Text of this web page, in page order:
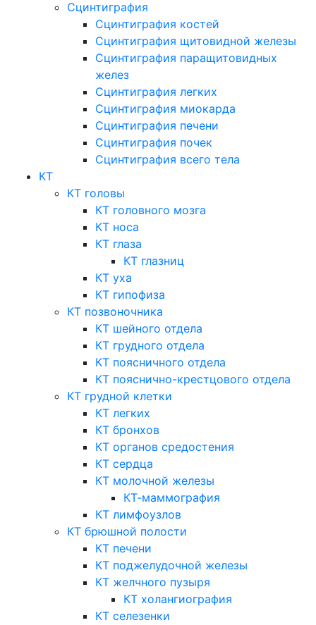
Сцинтиграфия
Сцинтиграфия костей
Сцинтиграфия щитовидной железы
Сцинтиграфия паращитовидных
желез
Сцинтиграфия легких
Сцинтиграфия миокарда
Сцинтиграфия печени
Сцинтиграфия почек
Сцинтиграфия всего тела
КТ
КТ головы
КТ головного мозга
КТ носа
КТ глаза
КТ глазниц
КТ уха
КТ гипофиза
КТ позвоночника
КТ шейного отдела
КТ грудного отдела
КТ поясничного отдела
КТ пояснично-крестцового отдела
КТ грудной клетки
КТ легких
КТ бронхов
КТ органов средостения
КТ сердца
КТ молочной железы
КТ-маммография
КТ лимфоузлов
КТ брюшной полости
КТ печени
КТ поджелудочной железы
КТ желчного пузыря
КТ холангиография
КТ селезенки